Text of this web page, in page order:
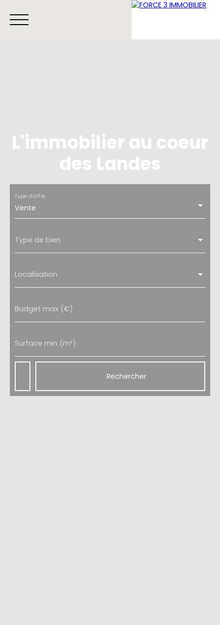
L'immobilier au coeur
des Landes
Vente
Type d'offre
Type de bien
Localisation
Budget max (€)
Surface min (m²)
Rechercher